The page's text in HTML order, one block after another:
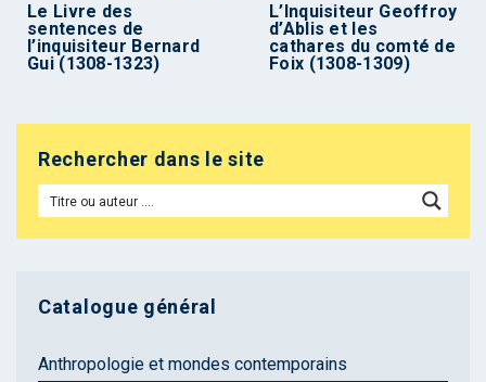
Le Livre des
sentences de
l’inquisiteur Bernard
Gui (1308-1323)
L’Inquisiteur Geoffroy
d’Ablis et les
cathares du comté de
Foix (1308-1309)
Rechercher dans le site
Catalogue général
Anthropologie et mondes contemporains